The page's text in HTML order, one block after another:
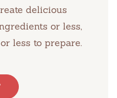
delicious
or less,
less to prepare.